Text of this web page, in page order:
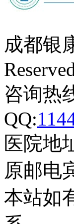
成都银
咨询热
QQ:
医院地
原邮电
本站如